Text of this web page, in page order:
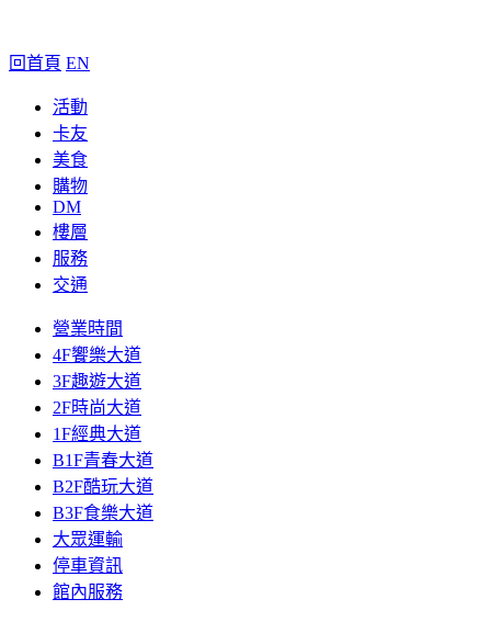
回首頁 EN
活動
卡友
美食
購物
DM
樓層
服務
交通
營業時間
4F饗樂大道
3F趣遊大道
2F時尚大道
1F經典大道
B1F青春大道
B2F酷玩大道
B3F食樂大道
大眾運輸
停車資訊
館內服務